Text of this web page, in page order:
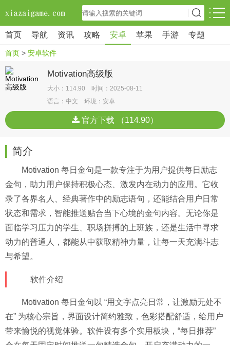
首页 导航 资讯 攻略 安卓 苹果 手游 专题
首页 > 安卓软件
Motivation高级版
大小：114.90 时间：2025-08-11
语言：中文 环境：安卓
官方下载 （114.90）
简介
Motivation 每日金句是一款专注于为用户提供每日励志
金句，助力用户保持积极心态、激发内在动力的应用。它收
录了各界名人、经典著作中的励志语句，还能结合用户日常
状态和需求，智能推送贴合当下心境的金句内容。无论你是
面临学习压力的学生、职场拼搏的上班族，还是生活中寻求
动力的普通人，都能从中获取精神力量，让每一天充满斗志
与希望。​
软件介绍​
Motivation 每日金句以 “用文字点亮日常，让激励无处不
在” 为核心宗旨，界面设计简约雅致，色彩搭配舒适，给用户
带来愉悦的视觉体验。软件设有多个实用板块，“每日推荐”